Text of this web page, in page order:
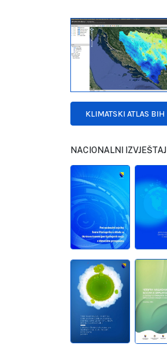
KLIMATSKI ATLAS BIH
NACIONALNI IZVJEŠTAJI